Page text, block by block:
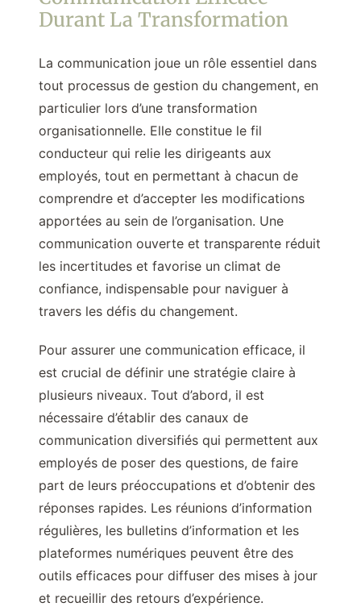
Durant La Transformation
La communication joue un rôle essentiel dans
tout processus de gestion du changement, en
particulier lors d’une transformation
organisationnelle. Elle constitue le fil
conducteur qui relie les dirigeants aux
employés, tout en permettant à chacun de
comprendre et d’accepter les modifications
apportées au sein de l’organisation. Une
communication ouverte et transparente réduit
les incertitudes et favorise un climat de
confiance, indispensable pour naviguer à
travers les défis du changement.
Pour assurer une communication efficace, il
est crucial de définir une stratégie claire à
plusieurs niveaux. Tout d’abord, il est
nécessaire d’établir des canaux de
communication diversifiés qui permettent aux
employés de poser des questions, de faire
part de leurs préoccupations et d’obtenir des
réponses rapides. Les réunions d’information
régulières, les bulletins d’information et les
plateformes numériques peuvent être des
outils efficaces pour diffuser des mises à jour
et recueillir des retours d’expérience.